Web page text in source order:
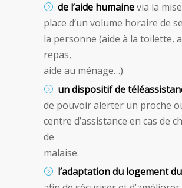
de l’aide humainevia la
place d’un volume horaire de
la personne (aide à la toilette,
repas,
aide au ménage…).
un dispositif de
de pouvoir alerter un proche
centre d’assistance en cas de
de
malaise.
l’adaptation du logement